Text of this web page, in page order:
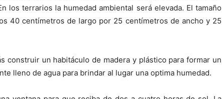
los terrarios la humedad ambiental será elevada. El tamaño
40 centímetros de largo por 25 centímetros de ancho y 25
construir un habitáculo de madera y plástico para formar un
lleno de agua para brindar al lugar una optima humedad.